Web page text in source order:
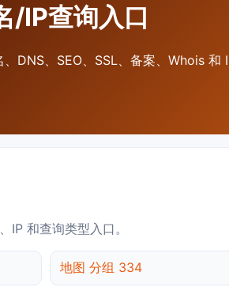
/IP查询入口
DNS、SEO、SSL、备案、Whois 和
IP 和查询类型入口。
地图 分组 334